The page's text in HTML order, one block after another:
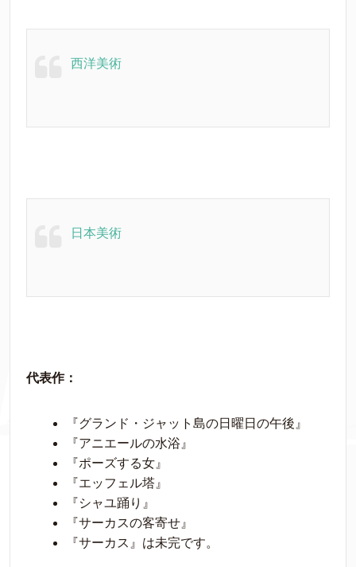
西洋美術
日本美術
代表作：
『グランド・ジャット島の日曜日の午後』
『アニエールの水浴』
『ポーズする女』
『エッフェル塔』
『シャユ踊り』
『サーカスの客寄せ』
『サーカス』は未完です。